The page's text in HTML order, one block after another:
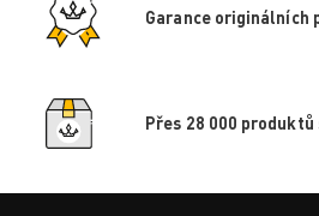
Garance originálních
Přes 28 000